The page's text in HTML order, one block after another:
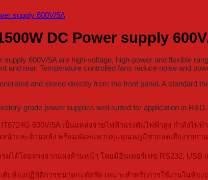
DC Power supply
supply 600V/5A are high-voltage, high-power and flexible
and rear. Temperature controlled fans reduce noise and
and stored directly from the front panel. A standard
grade power supplies well suited for application in
600V/5A เป็นแหล่งจ่ายไฟฟ้าแรงดันไฟฟ้าสูง กำลัง
หน้าและด้านหลัง พร้อมพัดลมควบคุมอุณหภูมิช่วยลดเสียงรบกว
มได้โดยตรงจากแผงด้านหน้า โดยมีอินเทอร์เฟซ RS232,
ะดับห้องปฏิบัติการขนาดกะทัดรัด เหมาะสำหรับการใช้งานในห้